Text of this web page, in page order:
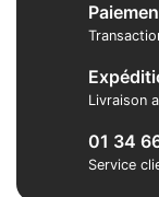
Livraison
01 34
Service